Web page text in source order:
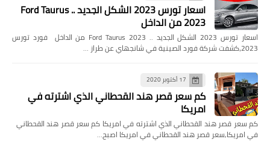
اسعار تورس 2023 الشكل الجديد .. Ford Taurus
2023 من الداخل
اسعار تورس 2023 الشكل الجديد .. Ford Taurus 2023 من الداخل فورد تورس
2023،كشفت شركة فورد الصينية في شانجهاي عن طراز …
17 أكتوبر 2020
كم سعر قصر هند القحطاني الذي اشترته في
امريكا
كم سعر قصر هند القحطاني الذي اشترته في امريكا كم سعر قصر هند القحطاني
في امريكا,سعر قصر هند القحطاني في امريكا اصبح…